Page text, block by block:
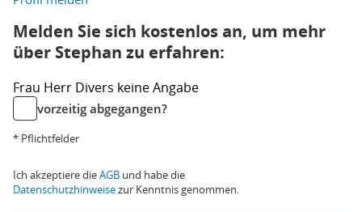
Melden Sie sich kostenlos an, um mehr
über Stephan zu erfahren:
Frau Herr Divers keine Angabe
vorzeitig abgegangen?
* Pflichtfelder
Ich akzeptiere dieAGB und habe die
Datenschutzhinweisezur Kenntnis genommen.